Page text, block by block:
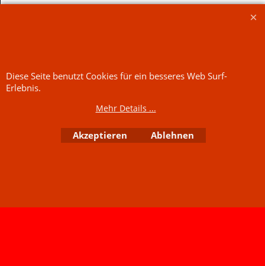
Jetzt kaufen
WebShop erstellt mit
ShopFactory Shop
Software.
Diese Seite benutzt Cookies für ein besseres Web Surf-
Erlebnis.
Mehr Details ...
Akzeptieren Ablehnen